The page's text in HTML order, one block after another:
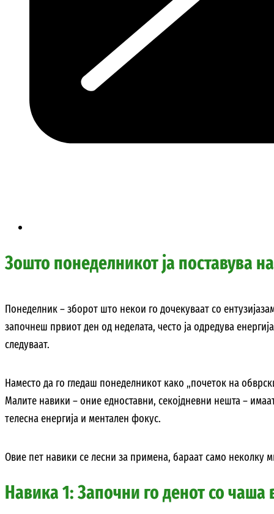
Зошто понеделникот ја поставува
Понеделник – зборот што некои го дочекуваат со
започнеш првиот ден од неделата, често ја одредува
следуваат.
Наместо да го гледаш понеделникот како „почеток на
Малите навики – оние едноставни, секојдневни нешта –
телесна енергија и ментален фокус.
Овие пет навики се лесни за примена, бараат само неколку
Навика 1: Започни го денот со чаша